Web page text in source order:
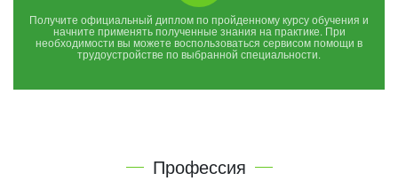
Получите официальный диплом по пройденному курсу обучения и
начните применять полученные знания на практике. При
необходимости вы можете воспользоваться сервисом помощи в
трудоустройстве по выбранной специальности.
Профессия